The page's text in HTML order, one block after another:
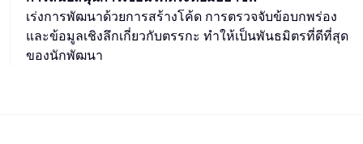
เร่งการพัฒนาด้วยการสร้างโค้ด การตรวจจับข้อบกพร่อง
และข้อมูลเชิงลึกเกี่ยวกับตรรกะ ทำให้เป็นพันธมิตรที่ดีที่สุด
ของนักพัฒนา